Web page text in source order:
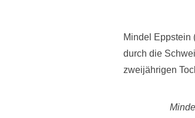
Mindel Eppstein
durch die
zweijährigen